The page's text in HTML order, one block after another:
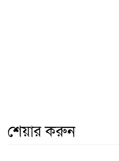
শেয়ার করুন